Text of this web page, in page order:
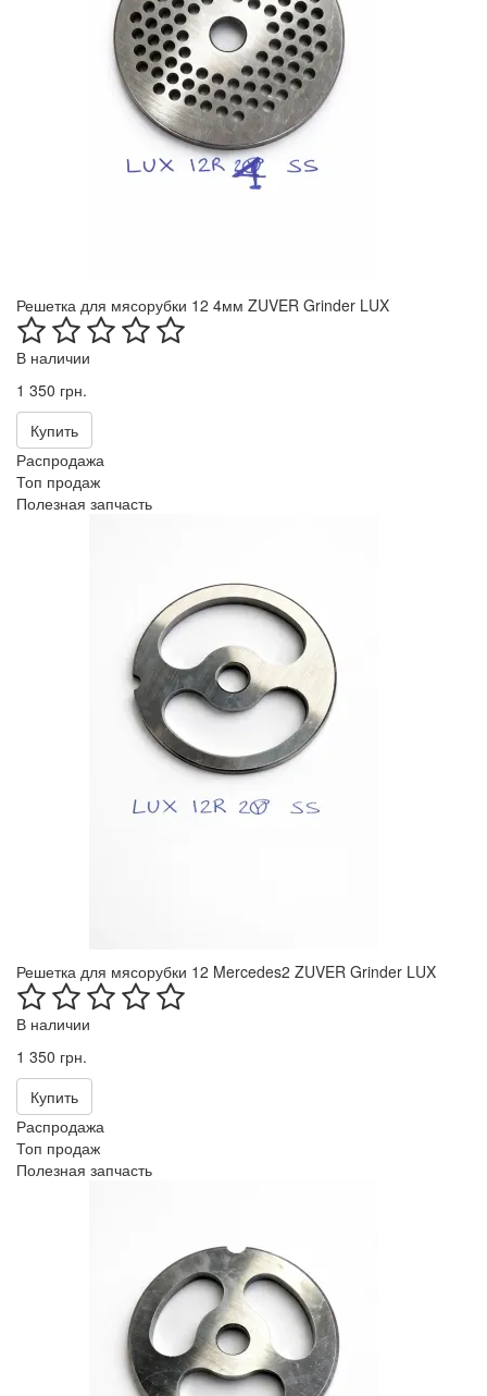
Решетка для мясорубки 12 4мм ZUVER Grinder LUX
В наличии
1 350 грн.
Купить
Распродажа
Топ продаж
Полезная запчасть
Решетка для мясорубки 12 Mercedes2 ZUVER Grinder LUX
В наличии
1 350 грн.
Купить
Распродажа
Топ продаж
Полезная запчасть